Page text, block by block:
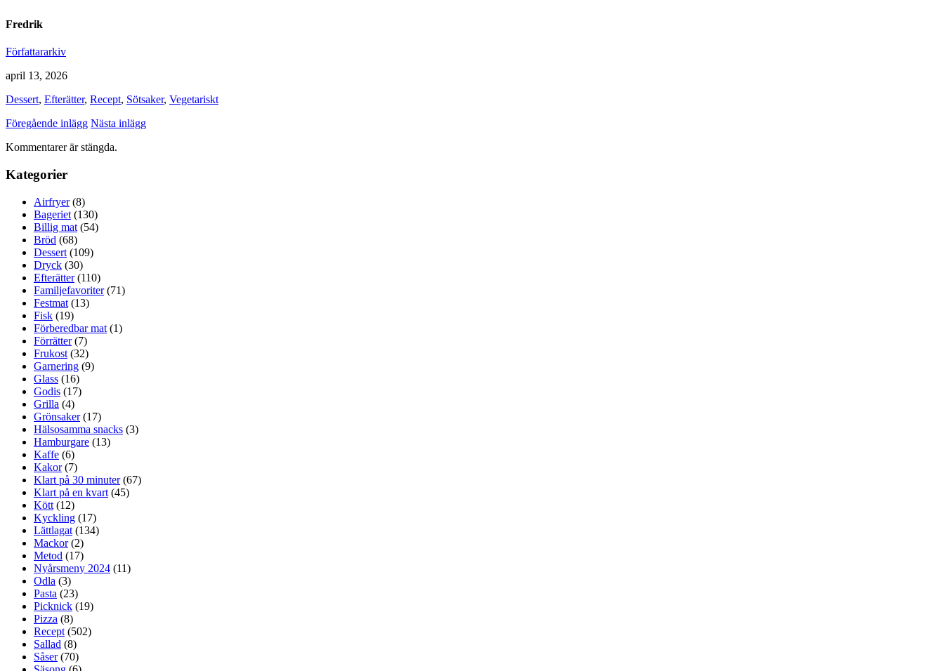
Fredrik
Författararkiv
april 13, 2026
Dessert, Efterätter, Recept, Sötsaker, Vegetariskt
Föregående inlägg Nästa inlägg
Kommentarer är stängda.
Kategorier
Airfryer(8)
Bageriet (130)
Billig mat (54)
Bröd (68)
Dessert (109)
Dryck (30)
Efterätter(110)
Familjefavoriter(71)
Festmat (13)
Fisk (19)
Förberedbar mat (1)
Förrätter(7)
Frukost (32)
Garnering (9)
Glass (16)
Godis (17)
Grilla (4)
Grönsaker(17)
Hälsosamma snacks (3)
Hamburgare (13)
Kaffe (6)
Kakor(7)
Klart på 30 minuter(67)
Klart på en kvart (45)
Kött (12)
Kyckling (17)
Lättlagat (134)
Mackor(2)
Metod (17)
Nyårsmeny 2024 (11)
Odla (3)
Pasta (23)
Picknick (19)
Pizza (8)
Recept (502)
Sallad (8)
Såser(70)